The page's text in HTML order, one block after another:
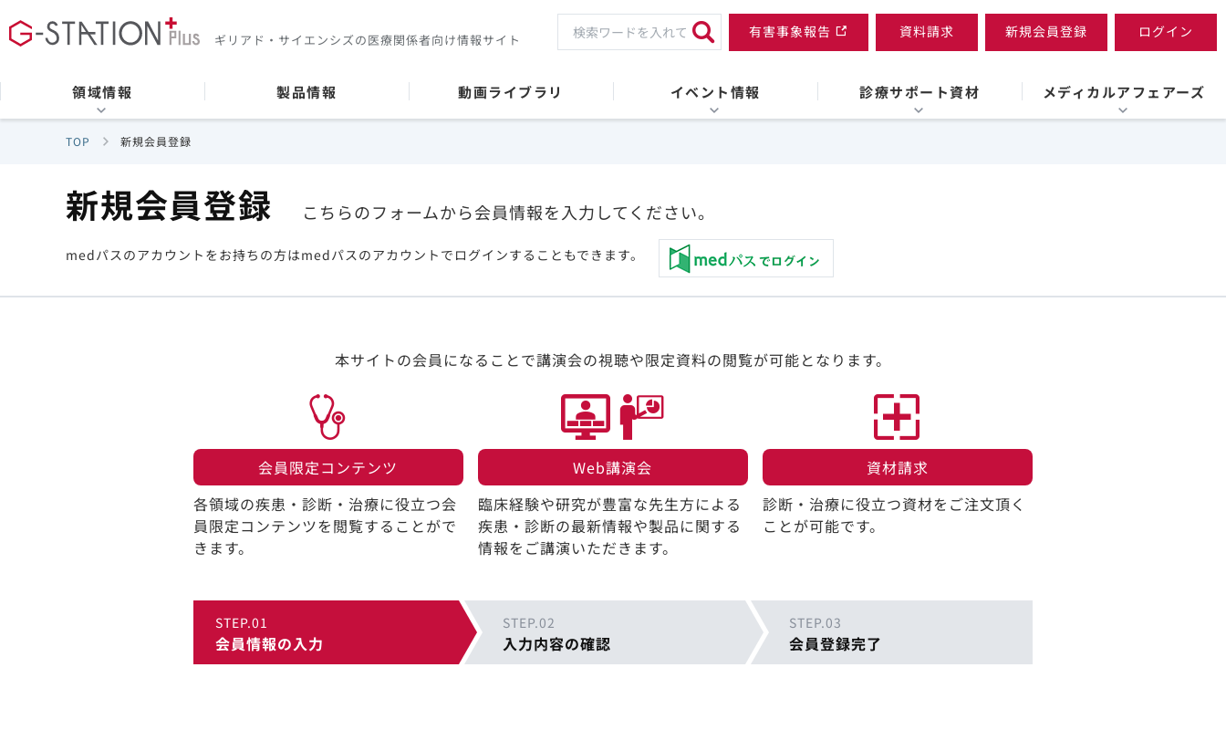
ギリアド・サイエンシズの医療関係者向け情報サイト 有害事象報告 資料請求 新規会員登録 ログイン
領域情報 製品情報 動画ライブラリ イベント情報 診療サポート資材 メディカルアフェアーズ
TOP 新規会員登録
新規会員登録 こちらのフォームから会員情報を入力してください。
medパスのアカウントをお持ちの方はmedパスのアカウントでログインすることもできます。
本サイトの会員になることで講演会の視聴や限定資料の閲覧が可能となります。
会員限定コンテンツ​
各領域の疾患・診断・治療に役立つ会
員限定コンテンツを閲覧することがで
きます。​
Web講演会​
臨床経験や研究が豊富な先生方による
疾患・診断の最新情報や製品に関する
情報をご講演いただきます。
資材請求​
診断・治療に役立つ資材をご注文頂く
ことが可能です。
STEP.01
会員情報の入力
STEP.02
入力内容の確認
STEP.03
会員登録完了